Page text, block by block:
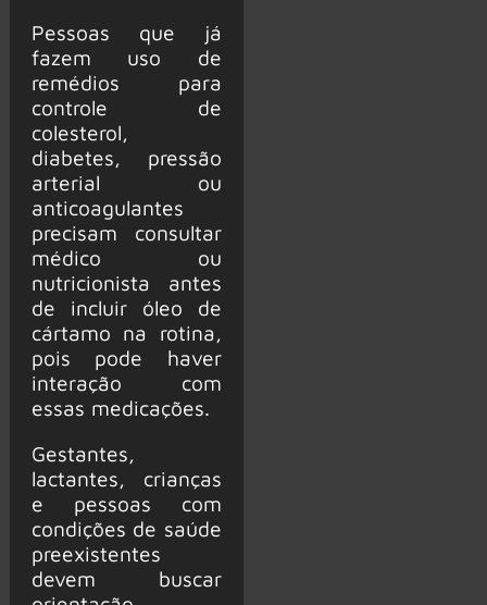
Pessoas que já
fazem uso de
remédios para
controle de
colesterol,
diabetes, pressão
arterial ou
anticoagulantes
precisam consultar
médico ou
nutricionista antes
de incluir óleo de
cártamo na rotina,
pois pode haver
interação com
essas medicações.
Gestantes,
lactantes, crianças
e pessoas com
condições de saúde
preexistentes
devem buscar